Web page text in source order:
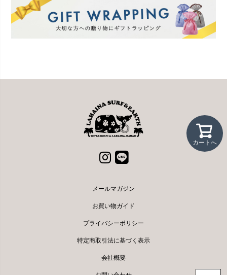
カートへ
メールマガジン
お買い物ガイド
プライバシーポリシー
特定商取引法に基づく表示
会社概要